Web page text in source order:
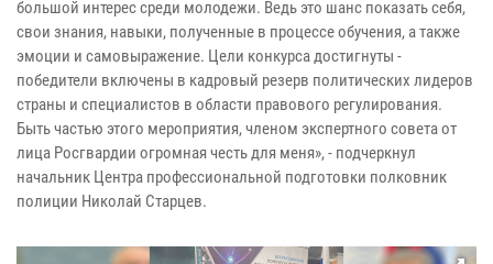
большой интерес среди молодежи. Ведь это шанс показать себя,
свои знания, навыки, полученные в процессе обучения, а также
эмоции и самовыражение. Цели конкурса достигнуты -
победители включены в кадровый резерв политических лидеров
страны и специалистов в области правового регулирования.
Быть частью этого мероприятия, членом экспертного совета от
лица Росгвардии огромная честь для меня», - подчеркнул
начальник Центра профессиональной подготовки полковник
полиции Николай Старцев.